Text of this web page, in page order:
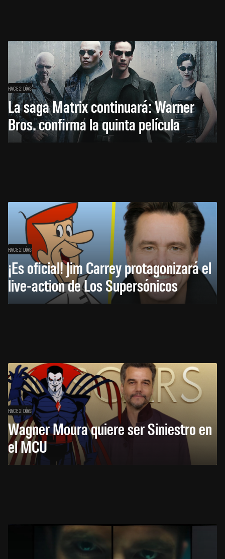
HACE 2 DÍAS
La saga Matrix continuará: Warner
Bros. confirma la quinta película
HACE 2 DÍAS
¡Es oficial! Jim Carrey protagonizará el
live-action de Los Supersónicos
HACE 2 DÍAS
Wagner Moura quiere ser Siniestro en
el MCU